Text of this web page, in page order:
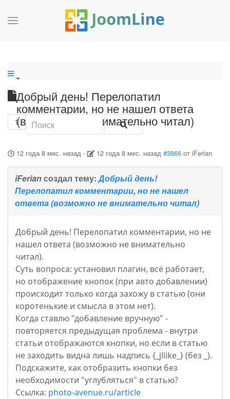
Добрый день! Перелопатил
комментарии, но не нашел ответа
(возможно не внимательно читал)
1
12 года 8 мес. назад- 12 года 8 мес. назад #3866 отiFerian
iFerianсоздал тему:Добрый день!
Перелопатил комментарии, но не нашел
ответа (возможно не внимательно читал)
Добрый день! Перелопатил комментарии, но не
нашел ответа (возможно не внимательно
читал).
Суть вопроса: установил плагин, всё работает,
но отображение кнопок (при авто добавлении)
происходит только когда захожу в статью (они
коротенькие и смысла в этом нет).
Когда ставлю "добавление вручную" -
повторяется предыдущая проблема - внутри
статьи отображаются кнопки, но если в статью
не заходить видна лишь надпись {_jllike_} (без _).
Подскажите, как отобразить кнопки без
необходимости "углубляться" в статью?
Ссылка: photo-avenue.ru/article